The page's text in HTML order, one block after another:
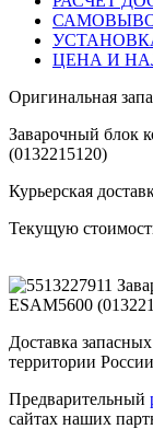
ЦЕНА И
Оригинальная
Заварочный блок
(0132215120)
Курьерская
Текущую
Доставка
территории
Предварительный
сайтах наших